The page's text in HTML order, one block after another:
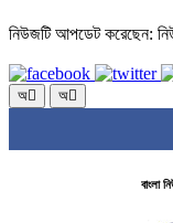
নিউজটি আপডেট করেছেন:
অ অ
বাংলা